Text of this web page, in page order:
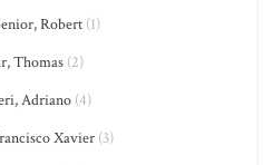
Robert(1)
Thomas(2)
Adriano (4)
Xavier(3)